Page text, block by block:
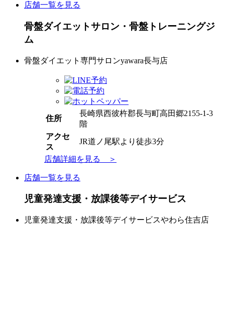
店舗一覧を見る
骨盤ダイエットサロン・骨盤トレーニングジ
ム
骨盤ダイエット専門サロンyawara長与店
住所
長崎県西彼杵郡長与町高田郷2155-1-3
階
アクセ
ス
JR道ノ尾駅より徒歩3分
店舗詳細を見る ＞
店舗一覧を見る
児童発達支援・放課後等デイサービス
児童発達支援・放課後等デイサービスやわら住吉店